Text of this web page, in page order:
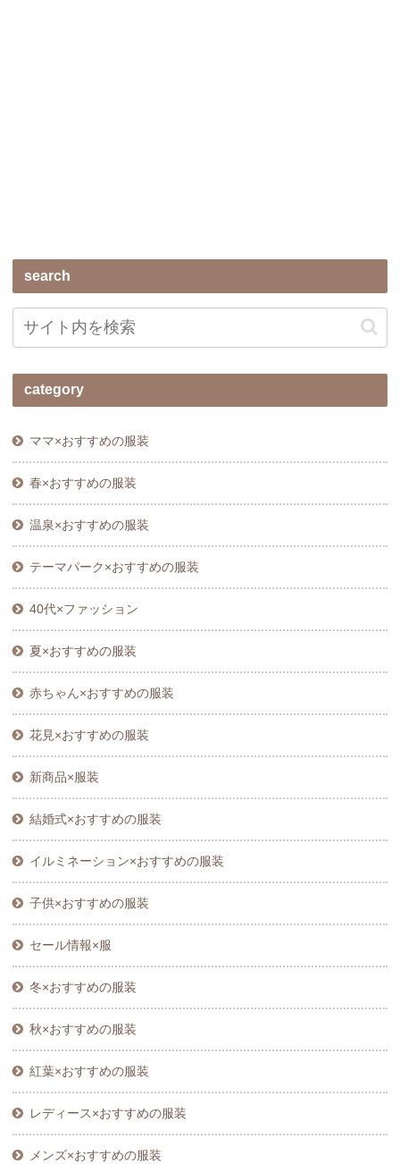
search
category
ママ×おすすめの服装
春×おすすめの服装
温泉×おすすめの服装
テーマパーク×おすすめの服装
40代×ファッション
夏×おすすめの服装
赤ちゃん×おすすめの服装
花見×おすすめの服装
新商品×服装
結婚式×おすすめの服装
イルミネーション×おすすめの服装
子供×おすすめの服装
セール情報×服
冬×おすすめの服装
秋×おすすめの服装
紅葉×おすすめの服装
レディース×おすすめの服装
メンズ×おすすめの服装